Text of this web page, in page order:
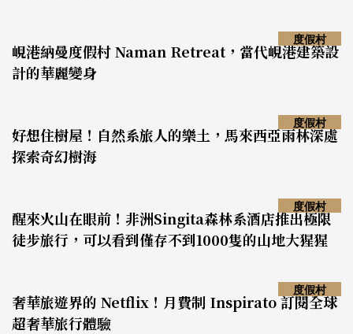
峴港納曼度假村 Naman Retreat，當代峴港建築設
計的華麗變身
度假村
好想住樹屋！自然系旅人的樂土，馬來西亞雨林深處
探索奇幻樹海
度假村
醒來火山在眼前！非洲Singita森林系酒店推出極限
徒步旅行，可以看到僅存不到1000隻的山地大猩猩
度假村
奢華旅遊界的 Netflix！月費制 Inspirato 訂閱全球
超奢華旅行體驗
度假村